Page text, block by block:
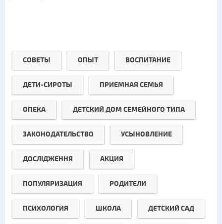
СОВЕТЫ ОПЫТ ВОСПИТАНИЕ
ДЕТИ-СИРОТЫ ПРИЕМНАЯ СЕМЬЯ
ОПЕКА ДЕТСКИЙ ДОМ СЕМЕЙНОГО ТИПА
ЗАКОНОДАТЕЛЬСТВО УСЫНОВЛЕНИЕ
ДОСЛІДЖЕННЯ АКЦИЯ
ПОПУЛЯРИЗАЦИЯ РОДИТЕЛИ
ПСИХОЛОГИЯ ШКОЛА ДЕТСКИЙ САД